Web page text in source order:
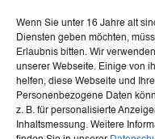
Wenn Sie unter 16 Jahre alt
Diensten geben möchten,
Erlaubnis bitten. Wir
unserer Webseite. Einige von
helfen, diese Webseite und
Personenbezogene Daten
z. B. für personalisierte
Inhaltsmessung. Weitere
Privacy policy